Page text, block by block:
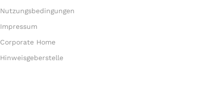
Nutzungsbedingungen
Impressum
Corporate Home
Hinweisgeberstelle